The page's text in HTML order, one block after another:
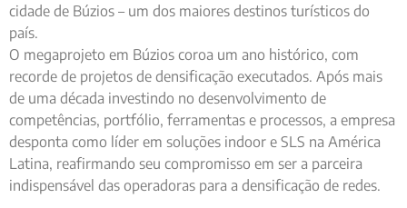
cidade de Búzios – um dos maiores destinos turísticos do
país.
O megaprojeto em Búzios coroa um ano histórico, com
recorde de projetos de densificação executados. Após mais
de uma década investindo no desenvolvimento de
competências, portfólio, ferramentas e processos, a empresa
desponta como líder em soluções indoor e SLS na América
Latina, reafirmando seu compromisso em ser a parceira
indispensável das operadoras para a densificação de redes.